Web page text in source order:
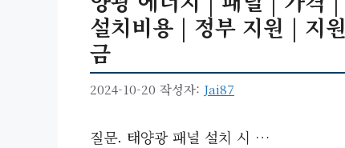
설치비용 | 정부 지원 | 지원
금
2024-10-20 작성자: Jai87
질문. 태양광 패널 설치 시 …